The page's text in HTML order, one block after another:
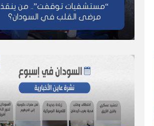
“مستشفيات توقفت”.. من ينقذ
مرضى القلب في السودان؟